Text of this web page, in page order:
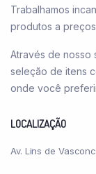
Trabalhamos
produtos a
Através de nosso
seleção de itens
onde você
LOCALIZAÇÃO
Av. Lins de